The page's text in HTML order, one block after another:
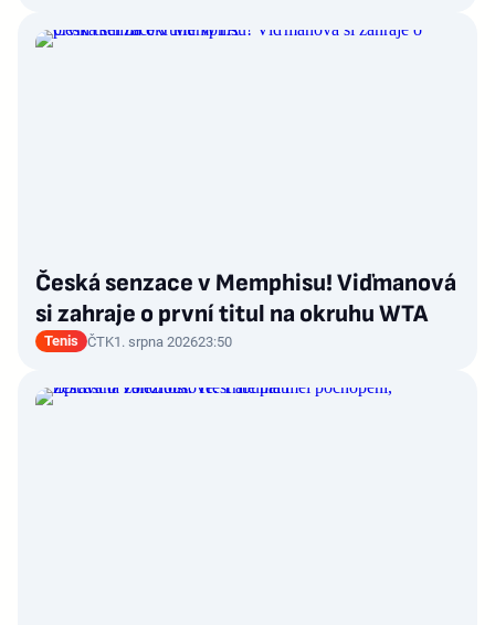
Česká senzace v Memphisu! Viďmanová
si zahraje o první titul na okruhu WTA
Tenis ČTK1. srpna 202623:50